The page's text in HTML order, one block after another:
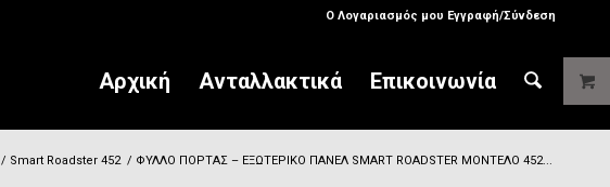
Ο Λογαριασμός μου Εγγραφή/Σύνδεση
Αρχική Ανταλλακτικά Επικοινωνία
/ Smart Roadster 452 / ΦΥΛΛΟ ΠΟΡΤΑΣ – ΕΞΩΤΕΡΙΚΟ ΠΑΝΕΛ SMART ROADSTER ΜΟΝΤΕΛΟ 452...